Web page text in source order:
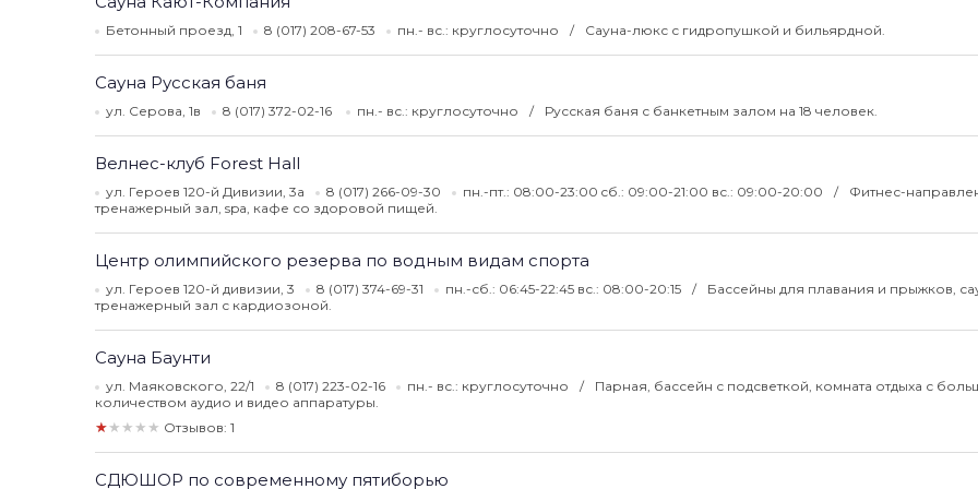
Бетонный проезд, 1 8 (017) 208-67-53 пн.- вс.: круглосуточно Сауна-люкс с гидропушкой и бильярдной.
Сауна Русская баня
ул. Серова, 1в 8 (017) 372-02-16 пн.- вс.: круглосуточно Русская баня с банкетным залом на 18 человек.
Велнес-клуб Forest Hall
ул. Героев 120-й Дивизии, 3а 8 (017) 266-09-30 пн.-пт.: 08:00-23:00 cб.: 09:00-21:00 вс.: 09:00-20:00
Фитнес-
тренажерный зал, spa, кафе со здоровой пищей.
Центр олимпийского резерва по водным видам спорта
ул. Героев 120-й дивизии, 3 8 (017) 374-69-31 пн.-сб.: 06:45-22:45 вс.: 08:00-20:15
Бассейны для плавания и прыжков,
тренажерный зал с кардиозоной.
Сауна Баунти
ул. Маяковского, 22/1 8 (017) 223-02-16 пн.- вс.: круглосуточно
Парная, бассейн с подсветкой, комната отдыха с
количеством аудио и видео аппаратуры.
★★★★★ Отзывов: 1
СДЮШОР по современному пятиборью